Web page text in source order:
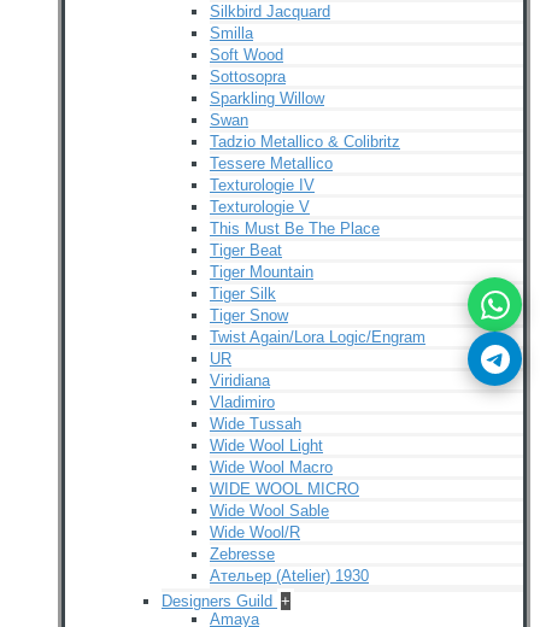
Silkbird Jacquard
Smilla
Soft Wood
Sottosopra
Sparkling Willow
Swan
Tadzio Metallico & Colibritz
Tessere Metallico
Texturologie IV
Texturologie V
This Must Be The Place
Tiger Beat
Tiger Mountain
Tiger Silk
Tiger Snow
Twist Again/Lora Logic/Engram
UR
Viridiana
Vladimiro
Wide Tussah
Wide Wool Light
Wide Wool Macro
WIDE WOOL MICRO
Wide Wool Sable
Wide Wool/R
Zebresse
Ательер (Atelier) 1930
Designers Guild +
Amaya